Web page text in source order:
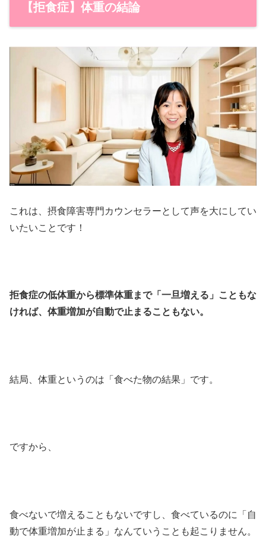
【拒食症】体重の結論
これは、摂食障害専門カウンセラーとして声を大にしてい
いたいことです！
拒食症の低体重から標準体重まで「一旦増える」こともな
ければ、体重増加が自動で止まることもない。
結局、体重というのは「食べた物の結果」です。
ですから、
食べないで増えることもないですし、食べているのに「自
動で体重増加が止まる」なんていうことも起こりません。